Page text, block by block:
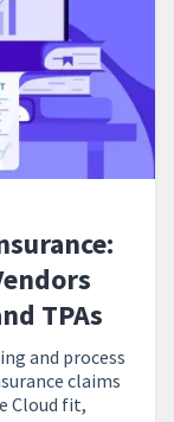
TPAs
and process
claims
Cloud fit,